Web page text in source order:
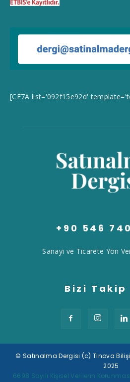
Tek Tıkla Ödeme
[CF7A list='092f15e92d'
+90 546
Sanayi ve Ticarete Yön
Bizi Takip
© Satınalma Dergisi (c) Tinova
2025
6698 Sayılı Kişisel Verilerin